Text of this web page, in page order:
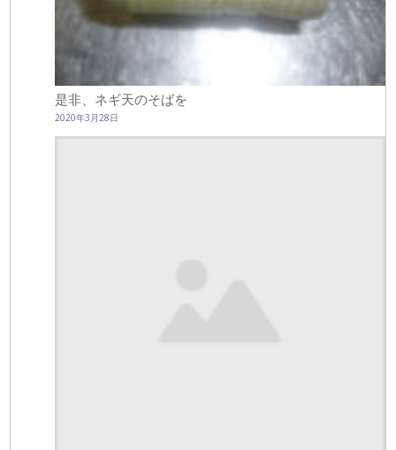
是非、ネギ天のそばを
2020年3月28日